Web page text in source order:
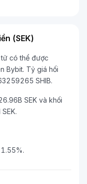
(SEK)
có thể được
Bybit. Tỷ giá hối
SHIB.
SEK và khối